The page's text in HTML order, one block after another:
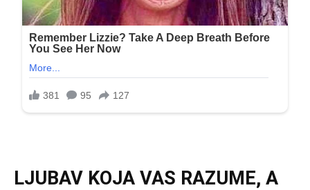
LJUBAV KOJA VAS RAZUME, A